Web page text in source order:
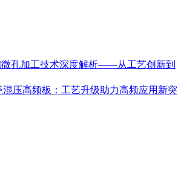
孔加工技术深度解析——从工艺创新到
混压高频板：工艺升级助力高频应用新突